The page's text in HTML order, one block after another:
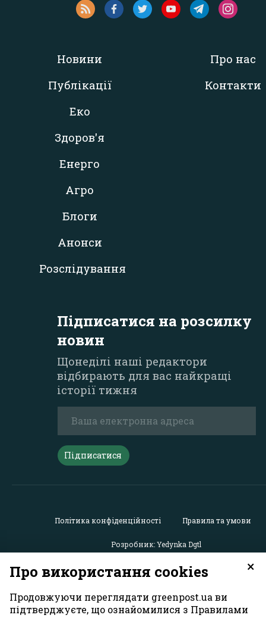
Новини
Публікації
Еко
Здоров'я
Енерго
Агро
Блоги
Анонси
Розслідування
Про нас
Контакти
Підписатися на розсилку
новин
Щонеділі наші редактори
відбирають для вас найкращі
історії тижня
Підписатися
Політика конфіденційності Правила та умови
Розробник: Yedynka Dgtl
використовуватися іншими користувачами
обов’язковим активним гіперпосиланням на
×
Про використання cookies
Продовжуючи переглядати greenpost.ua ви
підтверджуєте, що ознайомилися з Правилами